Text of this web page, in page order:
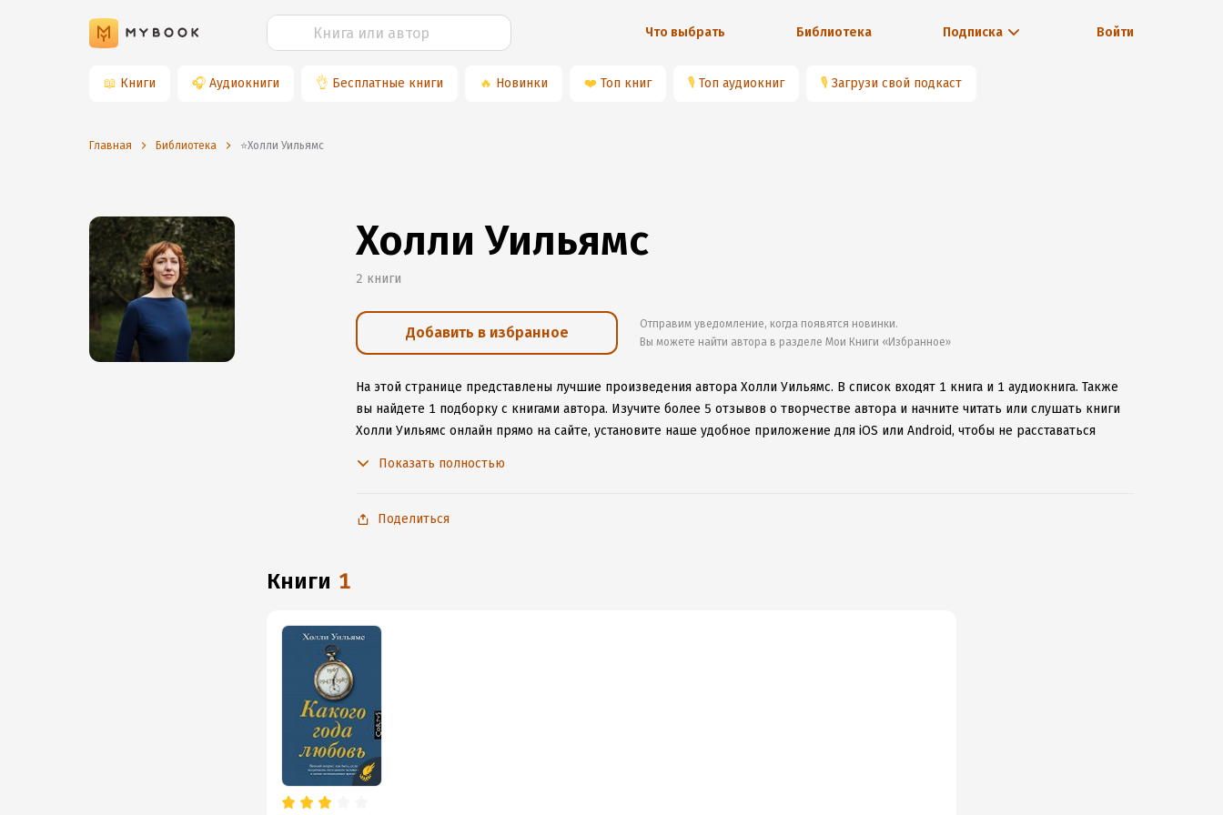
Что выбрать Библиотека Подписка Войти
📖 Книги 🎧 Аудиокниги 👌 Бесплатные книги 🔥 Новинки ❤️ Топ книг 🎙 Топ аудиокниг 🎙 Загрузи свой подкаст
Главная Библиотека ⭐️Холли Уильямс
Холли Уильямс
2 книги
Добавить в избранное
Отправим уведомление, когда появятся новинки.
Вы можете найти автора в разделе Мои Книги «Избранное»
На этой странице представлены лучшие произведения автора Холли Уильямс. В список входят 1 книга и 1 аудиокнига. Также
вы найдете 1 подборку с книгами автора. Изучите более 5 отзывов о творчестве автора и начните читать или слушать книги
Холли Уильямс онлайн прямо на сайте, установите наше удобное приложение для iOS или Android, чтобы не расставаться
Показать полностью
Поделиться
книги 1